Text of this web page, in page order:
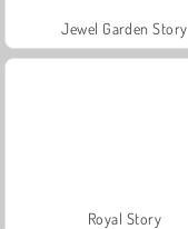
Jewel Garden Story
Royal Story